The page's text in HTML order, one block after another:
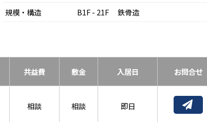
規模・構造
B1F - 21F 鉄骨造
共益費 敷金 入居日 お問合せ
相談 相談 即日